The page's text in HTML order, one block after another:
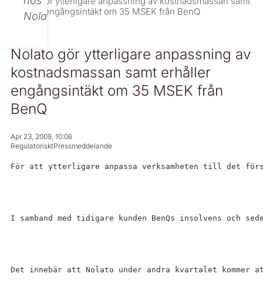
Nolato.
erhåller engångsintäkt om 35 MSEK från BenQ
Nolato gör ytterligare anpassning av
kostnadsmassan samt erhåller
engångsintäkt om 35 MSEK från
BenQ
Apr 23, 2009, 10:06
RegulatorisktPressmeddelande
För att ytterligare anpassa verksamheten till det
I samband med tidigare kunden BenQs insolvens och
Det innebär att Nolato under andra kvartalet kommer